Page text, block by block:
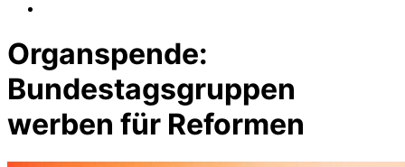
Organspende:
Bundestagsgruppen
werben für Reformen